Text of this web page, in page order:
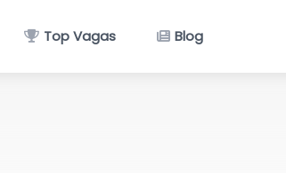
Top Vagas Blog